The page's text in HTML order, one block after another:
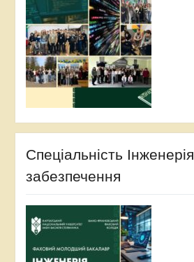
Спеціальність
забезпечення